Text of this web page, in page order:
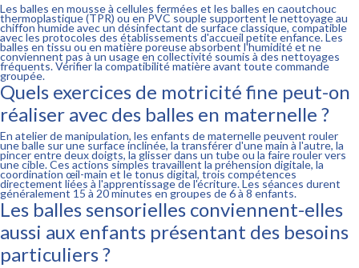
Les balles en mousse à cellules fermées et les balles en caoutchouc
thermoplastique (TPR) ou en PVC souple supportent le nettoyage au
chiffon humide avec un désinfectant de surface classique, compatible
avec les protocoles des établissements d'accueil petite enfance. Les
balles en tissu ou en matière poreuse absorbent l'humidité et ne
conviennent pas à un usage en collectivité soumis à des nettoyages
fréquents. Vérifier la compatibilité matière avant toute commande
groupée.
Quels exercices de motricité fine peut-on
réaliser avec des balles en maternelle ?
En atelier de manipulation, les enfants de maternelle peuvent rouler
une balle sur une surface inclinée, la transférer d'une main à l'autre, la
pincer entre deux doigts, la glisser dans un tube ou la faire rouler vers
une cible. Ces actions simples travaillent la préhension digitale, la
coordination œil-main et le tonus digital, trois compétences
directement liées à l'apprentissage de l'écriture. Les séances durent
généralement 15 à 20 minutes en groupes de 6 à 8 enfants.
Les balles sensorielles conviennent-elles
aussi aux enfants présentant des besoins
particuliers ?